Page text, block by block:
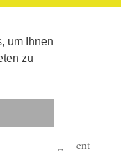
um Ihnen
zu
Corona-Management